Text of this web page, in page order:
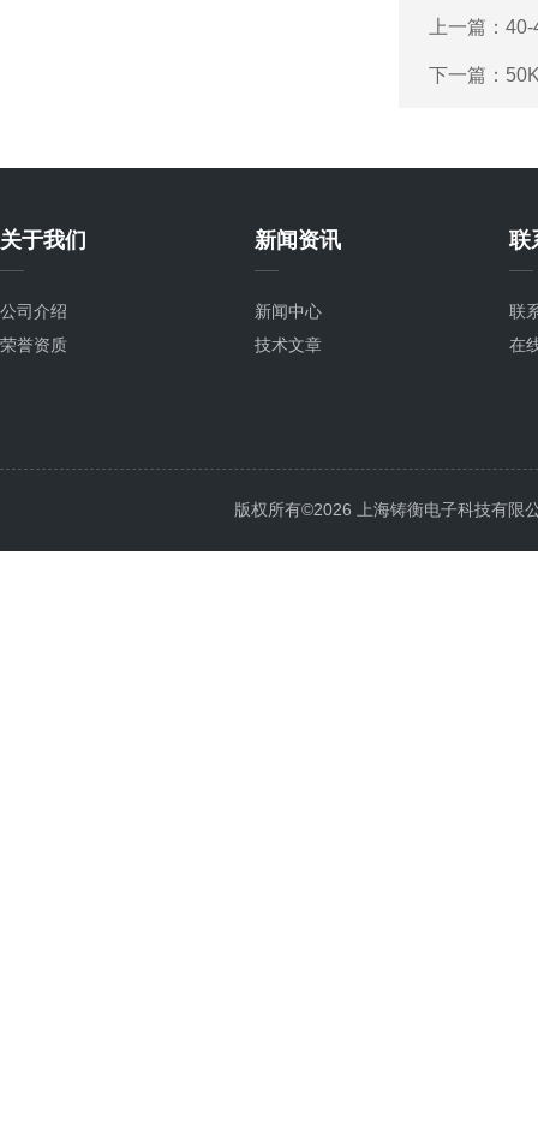
上一篇： 40-
下一篇：
关于我们
公司介绍
荣誉资质
新闻资讯
新闻中心
技术文章
联
联
在
版权所有©2026 上海铸衡电子科技有